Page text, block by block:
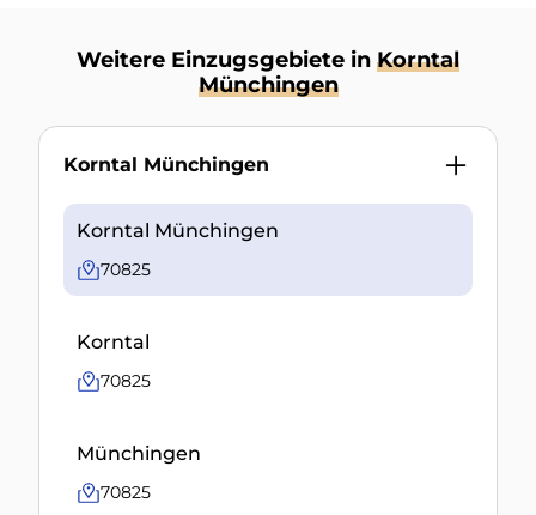
Weitere Einzugsgebiete in Korntal
Münchingen
Korntal Münchingen
Korntal Münchingen
70825
Korntal
70825
Münchingen
70825